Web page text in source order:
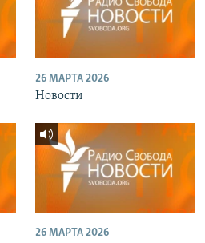
26 МАРТА 2026
Новости
26 МАРТА 2026